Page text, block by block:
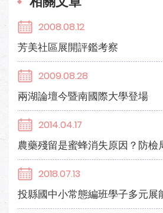
2008.08.12
芳美社區展開評鑑考察
2009.08.28
兩湖論壇今暨南國際大學登場
2014.04.17
農藥殘留是蜜蜂消失原因？防檢
2018.07.13
投縣國中小常態編班學子多元展